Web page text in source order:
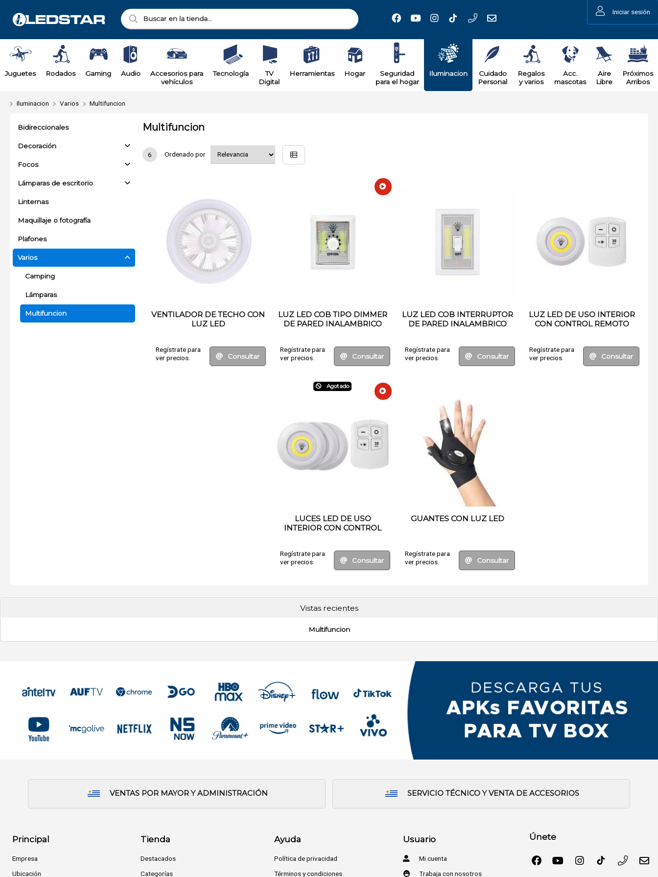
Iniciar sesión
Juguetes Rodados Gaming Audio
Accesorios para
vehículos
Tecnología
TV
Digital
Herramientas Hogar
Seguridad
para el hogar
Iluminacion
Cuidado
Personal
Regalos
y varios
Acc.
mascotas
Aire
Libre
Próximos
Arribos
Iluminacion Varios Multifuncion
Bidireccionales
Decoración
Focos
Lámparas de escritorio
Linternas
Maquillaje o fotografía
Plafones
Varios
Camping
Lámparas
Multifuncion
Multifuncion
6 Ordenado por
VENTILADOR DE TECHO CON
LUZ LED
Regístrate para
ver precios.
Consultar
LUZ LED COB TIPO DIMMER
DE PARED INALAMBRICO
Regístrate para
ver precios.
Consultar
LUZ LED COB INTERRUPTOR
DE PARED INALAMBRICO
Regístrate para
ver precios.
Consultar
LUZ LED DE USO INTERIOR
CON CONTROL REMOTO
Regístrate para
ver precios.
Consultar
Agotado
LUCES LED DE USO
INTERIOR CON CONTROL
Regístrate para
ver precios.
Consultar
GUANTES CON LUZ LED
Regístrate para
ver precios.
Consultar
Vistas recientes
Multifuncion
VENTAS POR MAYOR Y ADMINISTRACIÓN SERVICIO TÉCNICO Y VENTA DE ACCESORIOS
Principal
Empresa
Ubicación
Tienda
Destacados
Categorías
Ayuda
Política de privacidad
Términos y condiciones
Usuario
Mi cuenta
Trabaja con nosotros
Únete